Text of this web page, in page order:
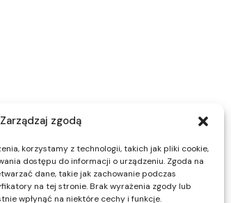
Zarządzaj zgodą
korzystamy z technologii, takich jak pliki cookie,
dostępu do informacji o urządzeniu. Zgoda na
dane, takie jak zachowanie podczas
na tej stronie. Brak wyrażenia zgody lub
wpłynąć na niektóre cechy i funkcje.